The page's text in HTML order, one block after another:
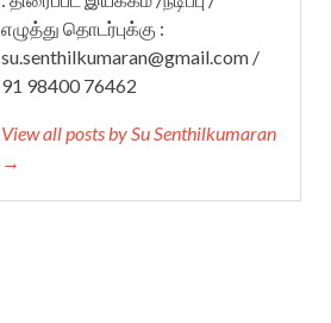
எழுத்து தொடர்புக்கு :
su.senthilkumaran@gmail.com /
91 98400 76462
View all posts by Su Senthilkumaran
→